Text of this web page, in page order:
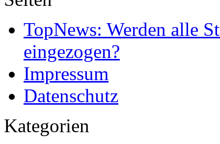
TopNews: Werden alle
eingezogen?
Impressum
Datenschutz
Kategorien